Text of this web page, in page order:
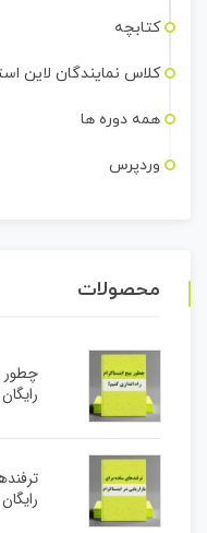
کتابچه
کلاس نمایندگان لاین
همه دوره ها
وردپرس
محصولات
چطور